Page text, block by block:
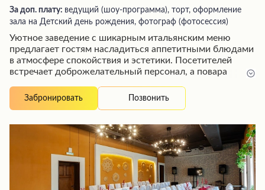
За доп. плату: ведущий (шоу-программа), торт, оформление
зала на Детский день рождения, фотограф (фотосессия)
Уютное заведение с шикарным итальянским меню
предлагает гостям насладиться аппетитными блюдами
в атмосфере спокойствия и эстетики. Посетителей
встречает доброжелательный персонал, а повара
пиццей на тонком тесте, восхитительной пастой
карбонарой, сытными салатами с говядиной,
Летняя веранда с живописным видом на сад создает
атмосферу уюта, где можно провести время в
окружении близких под звуки любимой музыки.
Забронировать Позвонить